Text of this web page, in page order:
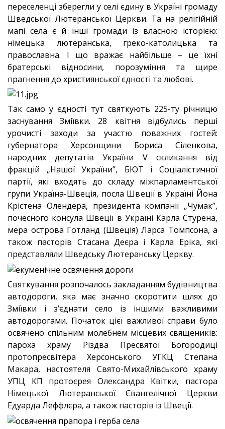
переселенці зберегли у селі єдину в Україні громаду
Шведської Лютеранської Церкви. Та на релігійній
мапі села є й інші громади із власною історією:
німецька лютеранська, греко-католицька та
православна. І що вражає найбільше – це їхні
братерські відносини, порозуміння та щире
прагнення до християнської єдності та любові.
Так само у єдності тут святкують 225-ту річницю
заснування Зміївки. 28 квітня відбулись перші
урочисті заходи за участю поважних гостей:
губернатора Херсонщини Бориса Сіленкова,
народних депутатів України V скликання від
фракцій „Нашої України”, БЮТ і Соціалістичної
партії, які входять до складу міжпарламентської
групи Україна-Швеція, посла Швеції в Україні Йона
Крістена Олендера, президента компанії „Чумак”,
почесного консула Швеції в Україні Карла Стурена,
мера острова Готланд (Швеція) Ларса Томпсона, а
також пасторів Стасана Деєра і Карла Еріка, які
представляли Шведську Лютеранську Церкву.
Святкування розпочалось закладанням будівництва
автодороги, яка має значно скоротити шлях до
Зміївки і з’єднати село із іншими важливими
автодорогами. Початок цієї важливої справи було
освячено спільним молебнем місцевих священиків:
пароха храму Різдва Пресвятої Богородиці
протопресвітера Херсонського УГКЦ Степана
Макара, настоятеля Свято-Михайлівського храму
УПЦ КП протоєрея Олександра Квітки, пастора
Німецької Лютеранської Євангелічної Церкви
Едуарда Леффлєра, а також пасторів із Швеції.